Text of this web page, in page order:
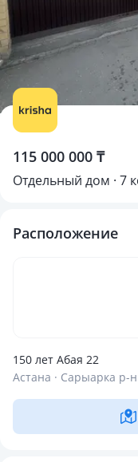
115 000 000 ₸
Отдельный дом · 7
Расположение
150 лет Абая 22
Астана · Сарыарка р-н